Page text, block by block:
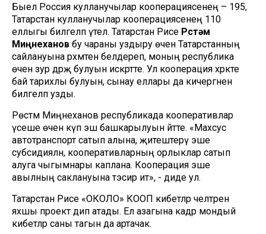
Быел Россия кулланучылар кооперациясенең – 195,
Татарстан кулланучылар кооперациясенең 110
еллыгы билгеләп үтелә. Татарстан Рәисе Рөстәм
Миңнеханов бу чараны уздыру өчен Татарстанның
сайлануына рәхмәтен белдереп, моның республика
өчен зур дәрәҗә булуын искәртте. Ул кооперация хәрәкәте
бай тарихлы булуын, сынау еллары да кичергәнен
билгеләп узды.
Рөстәм Миңнеханов республикада кооперативлар
үсеше өчен күп эш башкарылуын әйтте. «Махсус
автотранспорт сатып алына, җитештерү эше
субсидияләнә, кооперативларның орлыклар сатып
алуга чыгымнары каплана. Кооперация эше
авылның саклануына тәэсир итә», - диде ул.
Татарстан Рәисе «ОКОЛО» КООП кибетләр челтәрен
яхшы проект дип атады. Ел азагына кадәр мондый
кибетләр саны тагын да артачак.